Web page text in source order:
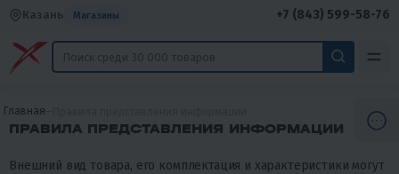
Казань Магазины +7 (843) 599-58-76
Главная
ПРАВИЛА ПРЕДСТАВЛЕНИЯ ИНФОРМАЦИИ
Внешний вид товара, его комплектация и характеристики могут